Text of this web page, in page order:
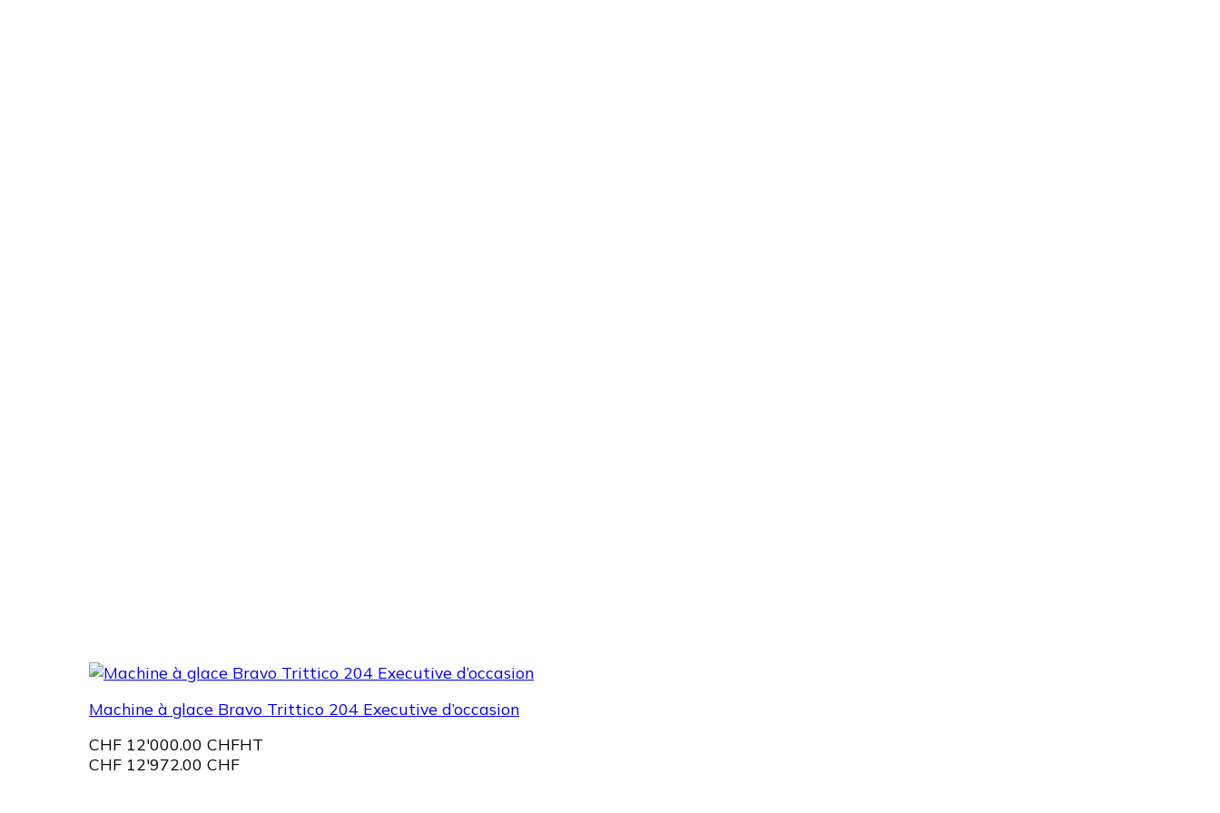
Machine à glace Bravo Trittico 204 Executive d’occasion
CHF 12'000.00 CHFHT
CHF 12'972.00 CHF